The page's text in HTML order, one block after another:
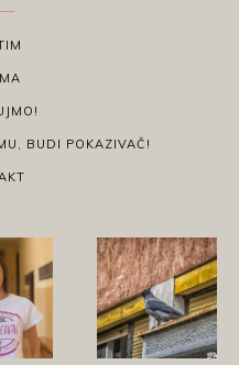
BUDI POKAZIVAČ!